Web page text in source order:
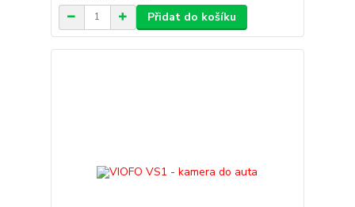
Přidat do košíku